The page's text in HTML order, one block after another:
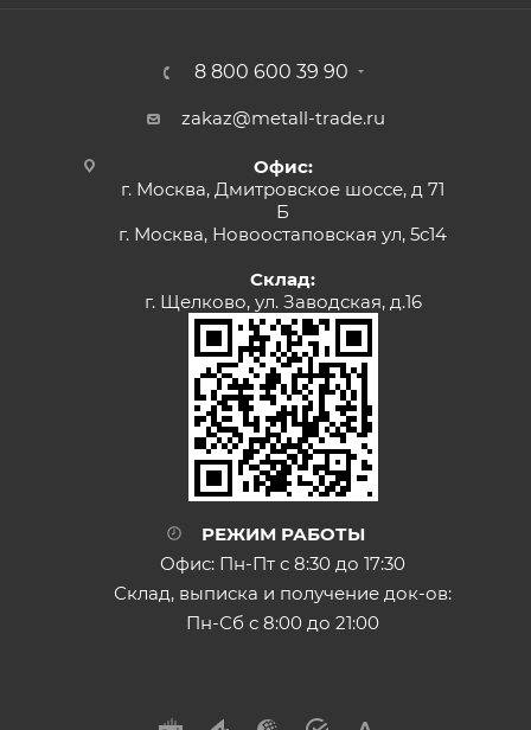
8 800 600 39 90
zakaz@metall-trade.ru
Офис:
г. Москва, Дмитровское шоссе, д 71
Б
г. Москва, Новоостаповская ул, 5с14
Склад:
г. Щелково, ул. Заводская, д.16
РЕЖИМ РАБОТЫ
Офис: Пн-Пт с 8:30 до 17:30
Склад, выписка и получение док-ов:
Пн-Сб с 8:00 до 21:00